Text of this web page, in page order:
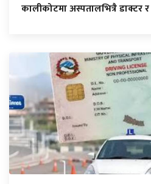
कालीकोटमा अस्पतालभित्रै डाक्टर